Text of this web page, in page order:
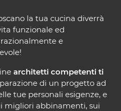
la tua cucina diverrà
funzionale ed
e
architetti competenti ti
di un progetto ad
tue personali esigenze, e
migliori abbinamenti, sui